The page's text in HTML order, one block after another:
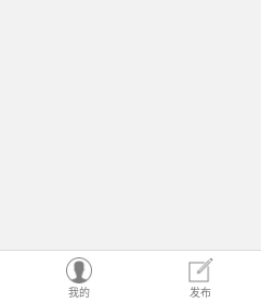
我的 发布